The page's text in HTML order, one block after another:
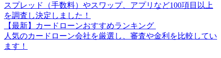
スプレッド（手数料）やスワップ、アプリなど100項目以上
を調査し決定しました！
【最新】カードローンおすすめランキング
人気のカードローン会社を厳選し、審査や金利を比較してい
ます！